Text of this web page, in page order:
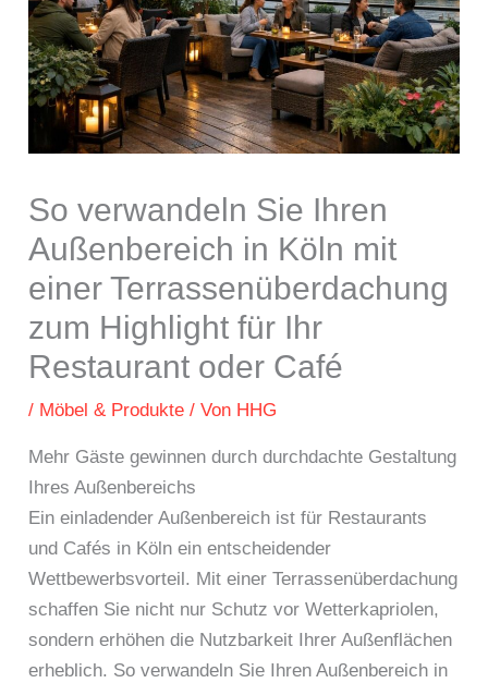
So verwandeln Sie Ihren
Außenbereich in Köln mit
einer Terrassenüberdachung
zum Highlight für Ihr
Restaurant oder Café
/ Möbel & Produkte / Von HHG
Mehr Gäste gewinnen durch durchdachte Gestaltung
Ihres Außenbereichs
Ein einladender Außenbereich ist für Restaurants
und Cafés in Köln ein entscheidender
Wettbewerbsvorteil. Mit einer Terrassenüberdachung
schaffen Sie nicht nur Schutz vor Wetterkapriolen,
sondern erhöhen die Nutzbarkeit Ihrer Außenflächen
erheblich. So verwandeln Sie Ihren Außenbereich in